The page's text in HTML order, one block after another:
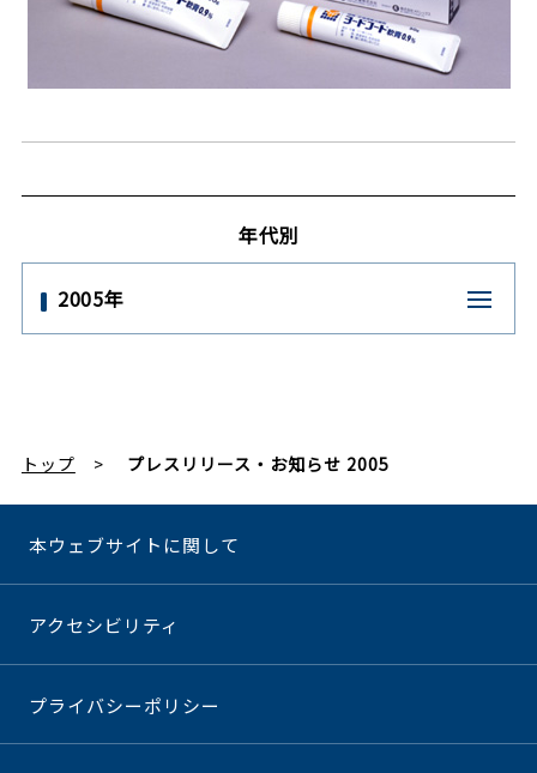
年代別
2005年
トップ プレスリリース・お知らせ 2005
本ウェブサイトに関して
アクセシビリティ
プライバシーポリシー